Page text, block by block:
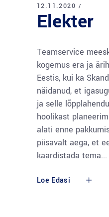
12.11.2020
Elekter
Teamservice
kogemus era ja
Eestis, kui ka
näidanud, et
ja selle
hoolikast
alati enne
piisavalt aega, et
kaardistada tema
Loe Edasi